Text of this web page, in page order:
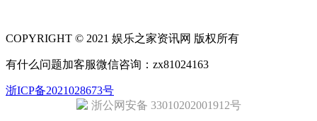
COPYRIGHT © 2021 娱乐之家资讯网 版权所有
有什么问题加客服微信咨询：zx81024163
浙ICP备2021028673号
浙公网安备 33010202001912号